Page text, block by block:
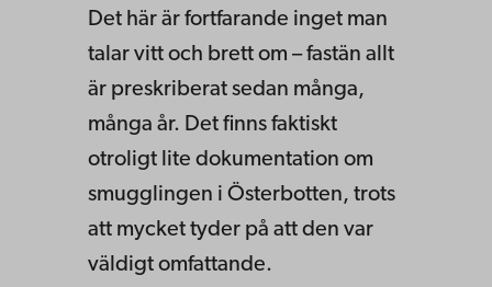
Det här är fortfarande inget man
talar vitt och brett om – fastän allt
är preskriberat sedan många,
många år. Det finns faktiskt
otroligt lite dokumentation om
smugglingen i Österbotten, trots
att mycket tyder på att den var
väldigt omfattande.